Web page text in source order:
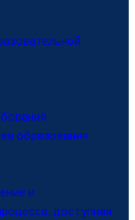
образования
и
доступная